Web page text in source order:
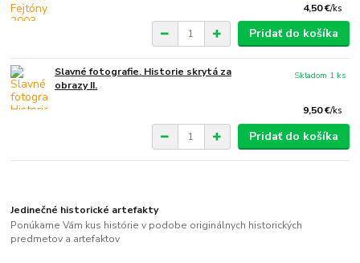
4,50 €/ks
Pridať do košíka
Slavné fotografie. Historie skrytá za
obrazy II.
9,50 €/ks
Skladom 1 ks
Pridať do košíka
Jedinečné historické artefakty
Ponúkame Vám kus histórie v podobe originálnych historických
predmetov a artefaktov